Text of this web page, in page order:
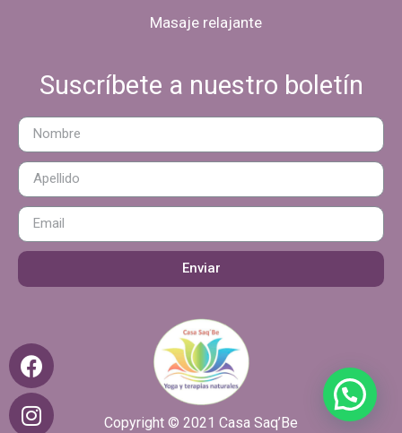
Masaje relajante
Suscríbete a nuestro boletín
Enviar
Copyright © 2021 Casa Saq’Be